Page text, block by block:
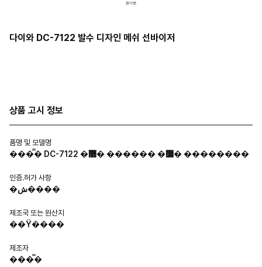
다이와 DC-7122 발수 디자인 메쉬 선바이저
상품 고시 정보
품명 및 모델명
���̿� DC-7122 �߼� ������ �޽� ��������
인증.허가 사항
�ش����
제조국 또는 원산지
��Ÿ����
제조자
���̿�